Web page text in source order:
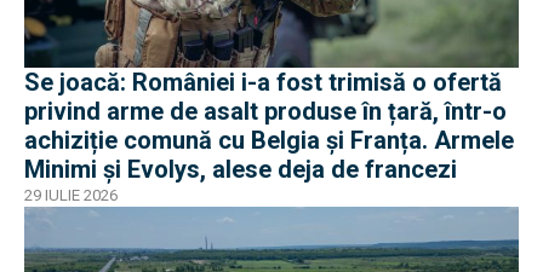
Se joacă: României i-a fost trimisă o ofertă
privind arme de asalt produse în țară, într-o
achiziție comună cu Belgia și Franța. Armele
Minimi și Evolys, alese deja de francezi
29 IULIE 2026